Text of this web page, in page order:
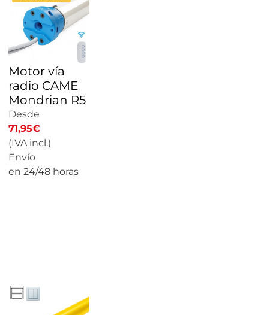
Motor vía
radio CAME
Mondrian R5
Desde
71,95€
(IVA incl.)
Envío
en 24/48 horas